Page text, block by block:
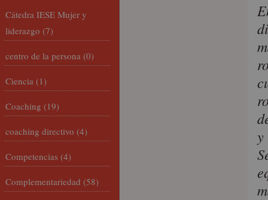
Cátedra IESE Mujer y
liderazgo (7)
centro de la persona (0)
Ciencia (1)
Coaching (19)
coaching directivo (4)
Competencias (4)
Complementariedad (58)